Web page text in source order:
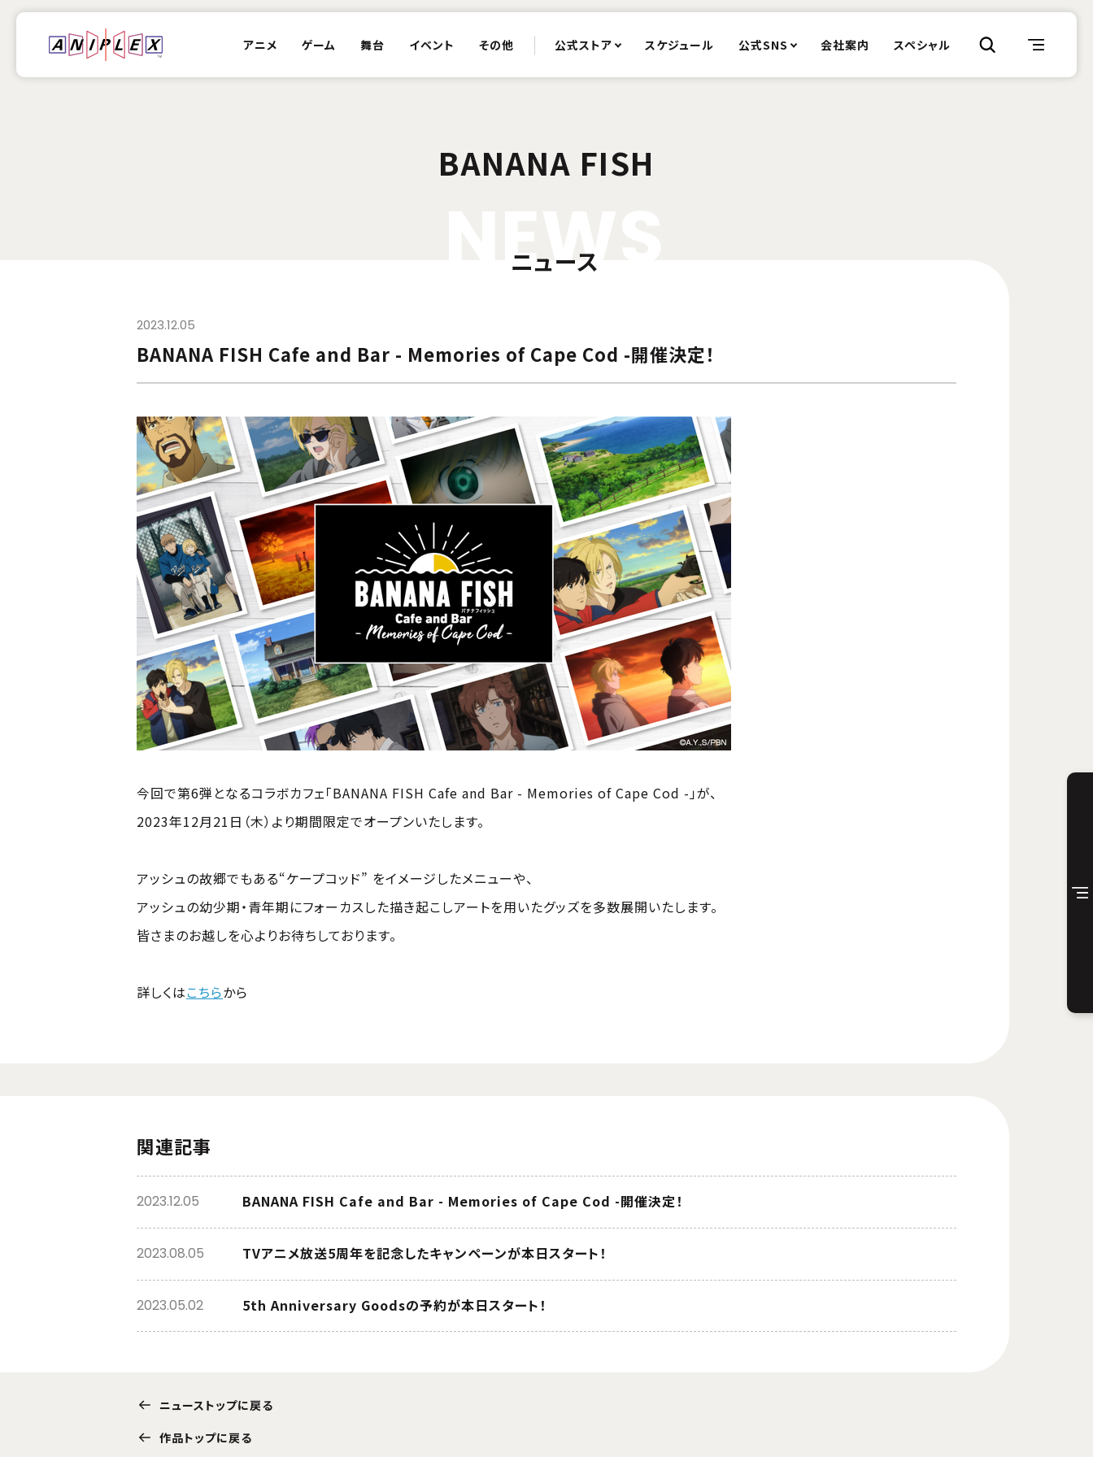
アニメ ゲーム 舞台 イベント その他 公式ストア スケジュール 公式SNS 会社案内 スペシャル
BANANA FISH
EW
ニュース
2023.12.05
BANANA FISH Cafe and Bar - Memories of Cape Cod -開催決定！
今回で第6弾となるコラボカフェ「BANANA FISH Cafe and Bar - Memories of Cape Cod -」が、
2023年12月21日（木）より期間限定でオープンいたします。
アッシュの故郷でもある“ケープコッド” をイメージしたメニューや、
アッシュの幼少期・青年期にフォーカスした描き起こしアートを用いたグッズを多数展開いたします。
皆さまのお越しを心よりお待ちしております。
詳しくはこちらから
関連記事
BANANA FISH Cafe and Bar - Memories of Cape Cod -開催決定！
2023.12.05
TVアニメ放送5周年を記念したキャンペーンが本日スタート！
2023.08.05
5th Anniversary Goodsの予約が本日スタート！
2023.05.02
ニューストップに戻る
作品トップに戻る